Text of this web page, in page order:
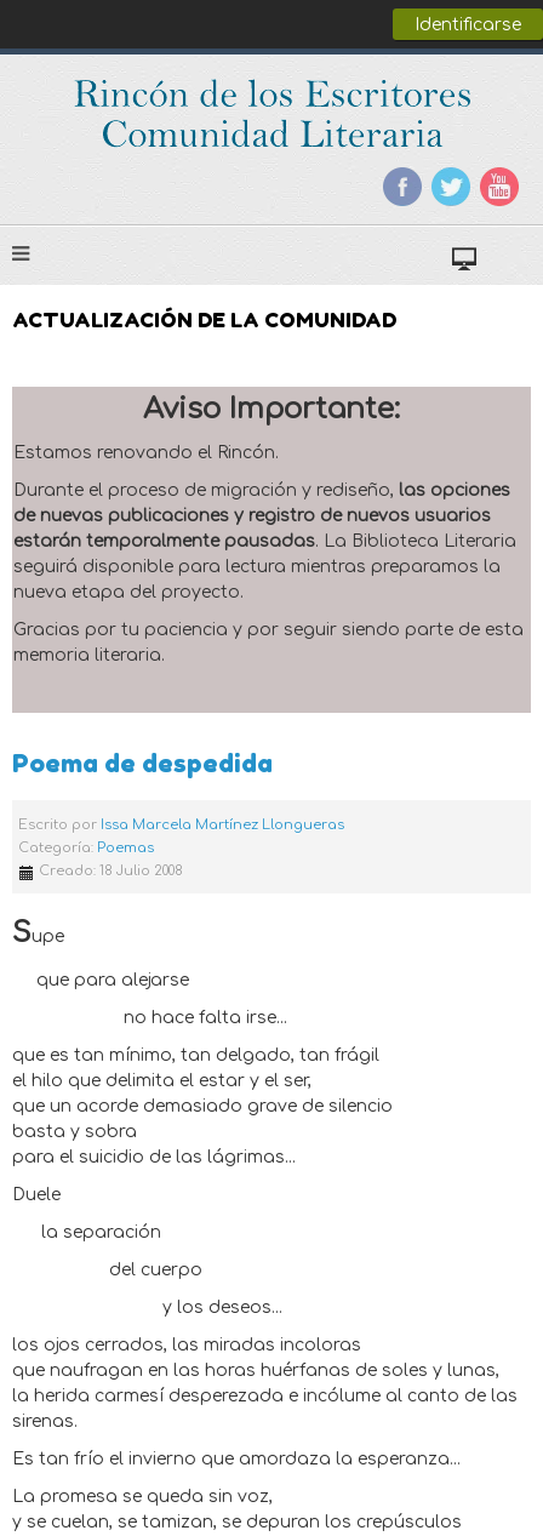
Identificarse
ACTUALIZACIÓN DE LA COMUNIDAD
Aviso Importante:
Estamos renovando el Rincón.
Durante el proceso de migración y rediseño, las opciones
de nuevas publicaciones y registro de nuevos usuarios
estarán temporalmente pausadas. La Biblioteca Literaria
seguirá disponible para lectura mientras preparamos la
nueva etapa del proyecto.
Gracias por tu paciencia y por seguir siendo parte de esta
memoria literaria.
Poema de despedida
Escrito por Issa Marcela Martínez Llongueras
Categoría: Poemas
Creado: 18 Julio 2008
Supe
que para alejarse
no hace falta irse...
que es tan mínimo, tan delgado, tan frágil
el hilo que delimita el estar y el ser,
que un acorde demasiado grave de silencio
basta y sobra
para el suicidio de las lágrimas...
Duele
la separación
del cuerpo
y los deseos...
los ojos cerrados, las miradas incoloras
que naufragan en las horas huérfanas de soles y lunas,
la herida carmesí desperezada e incólume al canto de las
sirenas.
Es tan frío el invierno que amordaza la esperanza...
La promesa se queda sin voz,
y se cuelan, se tamizan, se depuran los crepúsculos